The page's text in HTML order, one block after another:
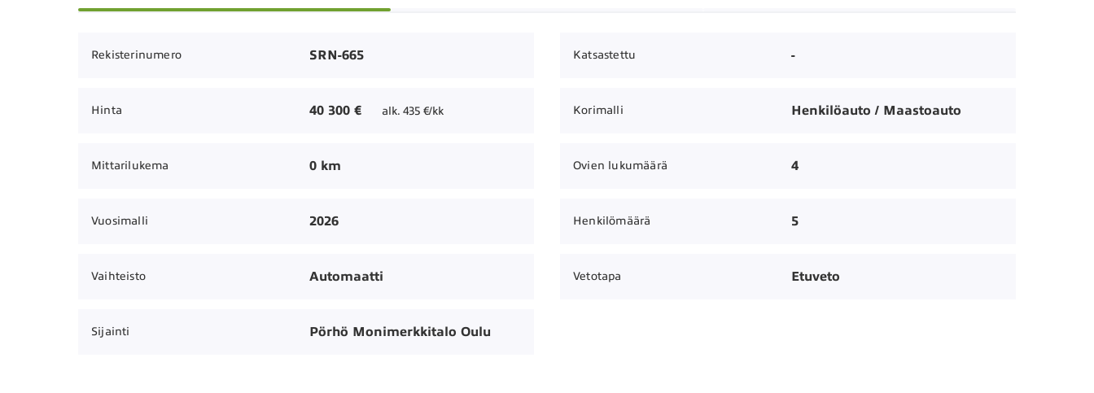
Rekisterinumero SRN-665 Katsastettu -
Hinta 40 300 € alk. 435 €/kk Korimalli Henkilöauto / Maastoauto
Mittarilukema 0 km Ovien lukumäärä 4
Vuosimalli 2026 Henkilömäärä 5
Vaihteisto Automaatti Vetotapa Etuveto
Sijainti Pörhö Monimerkkitalo Oulu